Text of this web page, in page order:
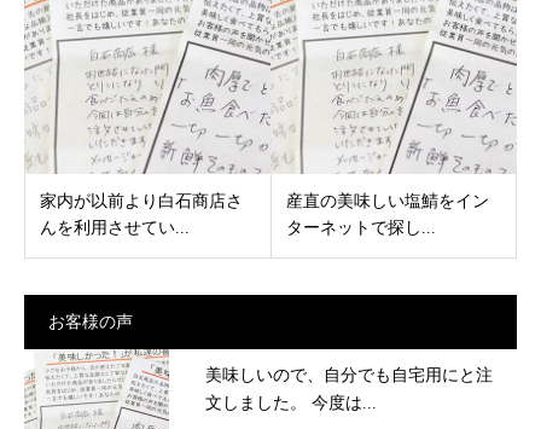
家内が以前より白石商店さ
んを利用させてい...
産直の美味しい塩鯖をイン
ターネットで探し...
お客様の声
美味しいので、自分でも自宅用にと注
文しました。 今度は...